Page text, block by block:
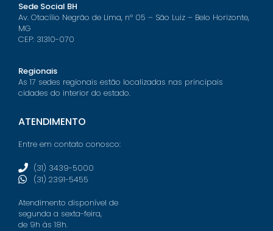
Sede Social BH
Av. Otacílio Negrão de Lima, nº 05 – São Luiz – Belo Horizonte,
MG
CEP: 31310-070
Regionais
As 17 sedes regionais estão localizadas nas principais
cidades do interior do estado.
ATENDIMENTO
Entre em contato conosco:
(31) 3439-5000
(31) 2391-5455
Atendimento disponível de
segunda a sexta-feira,
de 9h às 18h.